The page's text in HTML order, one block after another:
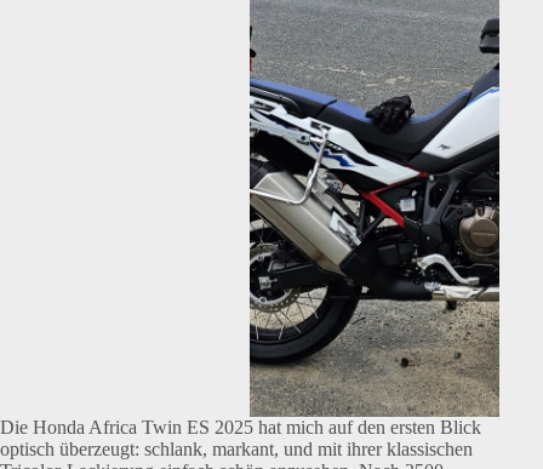
Die Honda Africa Twin ES 2025 hat mich auf den ersten Blick
optisch überzeugt: schlank, markant, und mit ihrer klassischen